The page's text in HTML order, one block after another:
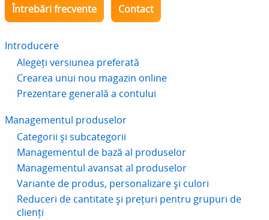
Întrebări frecvente Contact
Introducere
Alegeți versiunea preferată
Crearea unui nou magazin online
Prezentare generală a contului
Managementul produselor
Categorii și subcategorii
Managementul de bază al produselor
Managementul avansat al produselor
Variante de produs, personalizare și culori
Reduceri de cantitate și prețuri pentru grupuri de
clienți